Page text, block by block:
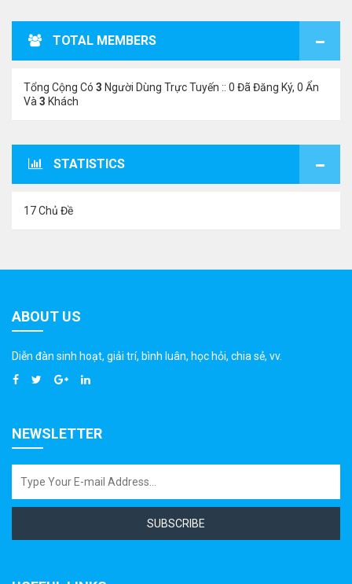
TOTAL MEMBERS
Tổng Cộng Có 3 Người Dùng Trực Tuyến :: 0 Đã Đăng Ký, 0 Ẩn
Và 3 Khách
STATISTICS
17 Chủ Đề
ABOUT US
Diễn đàn sinh hoạt, giải trí, bình luân, học hỏi, chia sẻ, vv.
NEWSLETTER
SUBSCRIBE